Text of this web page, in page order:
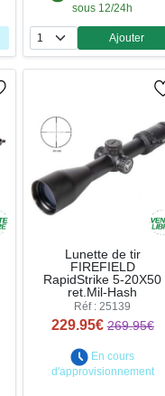
sous 12/24h
Quantité
Ajouter
Lunette de tir
FIREFIELD
RapidStrike 5-20X50
ret.Mil-Hash
Réf : 25139
229.95€ 269.95€
En cours
d'approvisionnement